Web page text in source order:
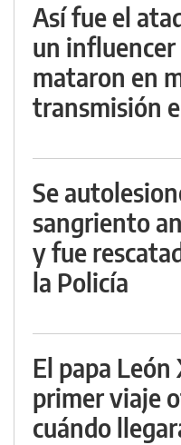
Así fue el
un influencer
mataron en
transmisión
Se
sangriento
y fue
la Policía
El papa
primer viaje
cuándo